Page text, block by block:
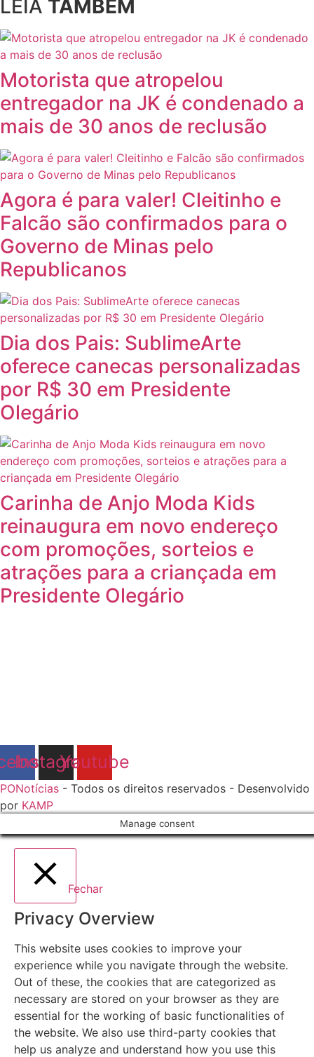
LEIA TAMBÉM
Motorista que atropelou
entregador na JK é condenado a
mais de 30 anos de reclusão
Agora é para valer! Cleitinho e
Falcão são confirmados para o
Governo de Minas pelo
Republicanos
Dia dos Pais: SublimeArte
oferece canecas personalizadas
por R$ 30 em Presidente
Olegário
Carinha de Anjo Moda Kids
reinaugura em novo endereço
com promoções, sorteios e
atrações para a criançada em
Presidente Olegário
Instagram
Youtube
PONotícias - Todos os direitos reservados - Desenvolvido
por KAMP
Manage consent
Fechar
Privacy Overview
This website uses cookies to improve your
experience while you navigate through the website.
Out of these, the cookies that are categorized as
necessary are stored on your browser as they are
essential for the working of basic functionalities of
the website. We also use third-party cookies that
help us analyze and understand how you use this